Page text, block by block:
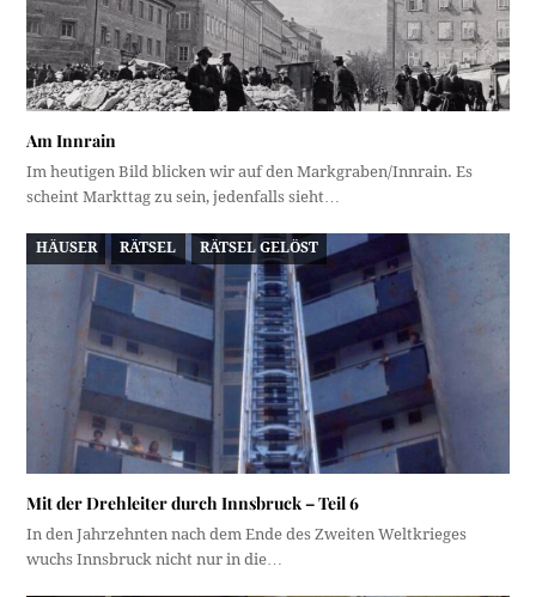
Am Innrain
Im heutigen Bild blicken wir auf den Markgraben/Innrain. Es
scheint Markttag zu sein, jedenfalls sieht…
HÄUSER RÄTSEL RÄTSEL GELÖST
Mit der Drehleiter durch Innsbruck – Teil 6
In den Jahrzehnten nach dem Ende des Zweiten Weltkrieges
wuchs Innsbruck nicht nur in die…